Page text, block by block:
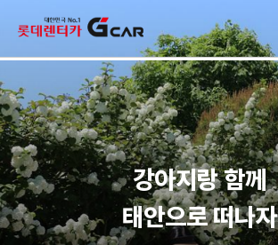
강아지랑 함께
태안으로 떠나자